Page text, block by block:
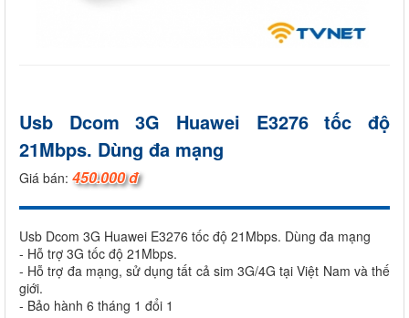
Usb Dcom 3G Huawei E3276 tốc độ
21Mbps. Dùng đa mạng
Giá bán: 450.000 đ
Usb Dcom 3G Huawei E3276 tốc độ 21Mbps. Dùng đa mạng
- Hỗ trợ 3G tốc độ 21Mbps.
- Hỗ trợ đa mạng, sử dụng tất cả sim 3G/4G tại Việt Nam và thế
giới.
- Bảo hành 6 tháng 1 đổi 1